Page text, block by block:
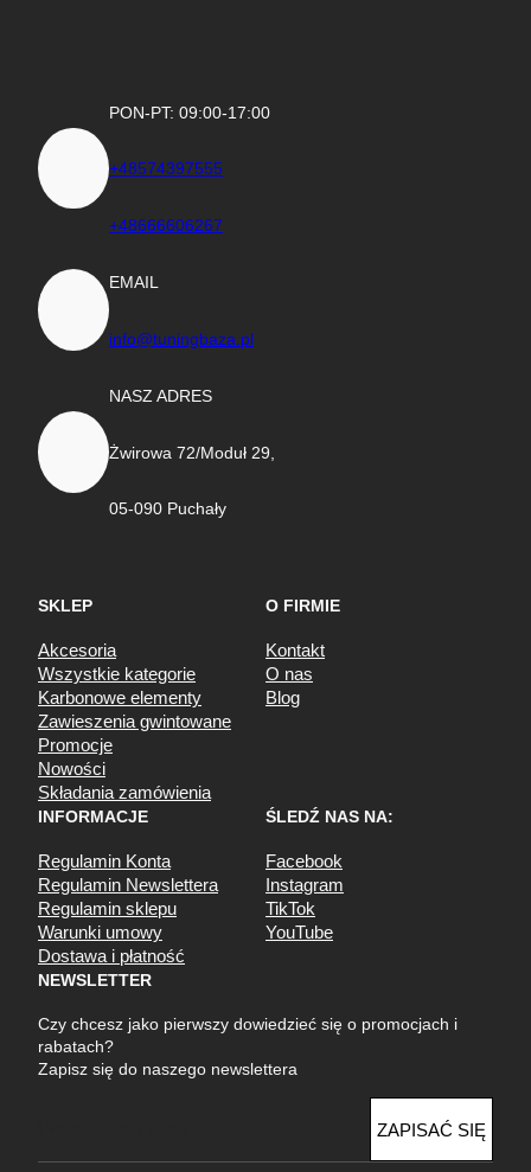
PON-PT: 09:00-17:00
+48574397555
+48666606267
EMAIL
info@tuningbaza.pl
NASZ ADRES
Żwirowa 72/Moduł 29,
05-090 Puchały
SKLEP
Akcesoria
Wszystkie kategorie
Karbonowe elementy
Zawieszenia gwintowane
Promocje
Nowości
Składania zamówienia
O FIRMIE
Kontakt
O nas
Blog
INFORMACJE
Regulamin Konta
Regulamin Newslettera
Regulamin sklepu
Warunki umowy
Dostawa i płatność
ŚLEDŹ NAS NA:
Facebook
Instagram
TikTok
YouTube
NEWSLETTER
Czy chcesz jako pierwszy dowiedzieć się o promocjach i
rabatach?
Zapisz się do naszego newslettera
a
ZAPISAĆ SIĘ